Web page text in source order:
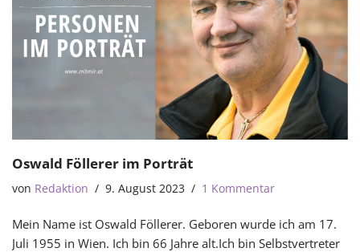
Oswald Föllerer im Porträt
von Redaktion 9. August 2023 1 Kommentar
Mein Name ist Oswald Föllerer. Geboren wurde ich am 17.
Juli 1955 in Wien. Ich bin 66 Jahre alt.Ich bin Selbstvertreter